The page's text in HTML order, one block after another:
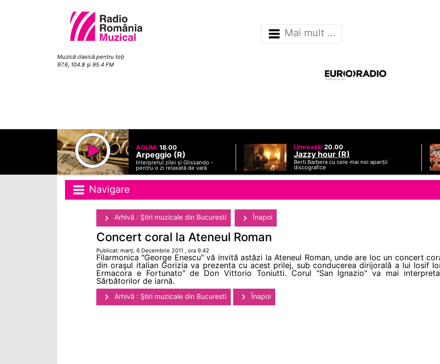
Muzică clasică pentru toţi
97.6, 104.8 şi 95.4 FM
Mai mult ...
ACUM: 18.00
Arpeggio (R)
Interpretul zilei și Glissando -
pentru o zi relaxată de vară
Urmează: 20.00
Jazzy hour (R)
Berti Barbera cu cele mai noi apariții
discografice
Navigare
Arhivă : Ştiri muzicale din Bucuresti Înapoi
Concert coral la Ateneul Roman
Publicat: marţi, 6 Decembrie 2011 , ora 9.42
Filarmonica "George Enescu" vă invită astăzi la Ateneul Roman, unde are loc un concert
din oraşul italian Gorizia va prezenta cu acest prilej, sub conducerea dirijorală a lui Iosif
Ermacora e Fortunato" de Don Vittorio Toniutti. Corul "San Ignazio" va mai
Sărbătorilor de iarnă.
Arhivă : Ştiri muzicale din Bucuresti Înapoi